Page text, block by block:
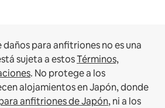
para anfitriones no es una
sujeta a estosTérminos,
. No protege a los
alojamientos en Japón, donde
anfitriones de Japón, ni a los